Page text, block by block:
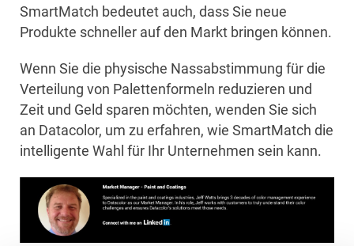
SmartMatch bedeutet auch, dass Sie neue
Produkte schneller auf den Markt bringen können.
Wenn Sie die physische Nassabstimmung für die
Verteilung von Palettenformeln reduzieren und
Zeit und Geld sparen möchten, wenden Sie sich
an Datacolor, um zu erfahren, wie SmartMatch die
intelligente Wahl für Ihr Unternehmen sein kann.